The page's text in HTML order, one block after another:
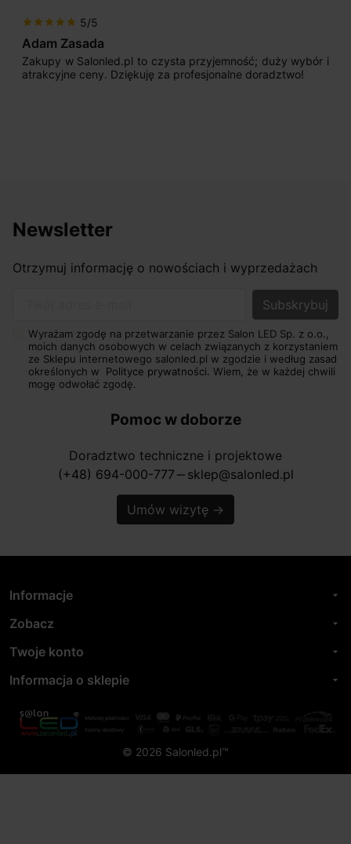
star star star star star 5/5
Adam Zasada
Zakupy w Salonled.pl to czysta przyjemność; duży wybór i
atrakcyjne ceny. Dziękuję za profesjonalne doradztwo!
Newsletter
Otrzymuj informację o nowościach i wyprzedażach
Wyrażam zgodę na przetwarzanie przez Salon LED Sp. z o.o.,
moich danych osobowych w celach związanych z korzystaniem
ze Sklepu internetowego salonled.pl w zgodzie i według zasad
określonych w Polityce prywatności. Wiem, że w każdej chwili
mogę odwołać zgodę.
Pomoc w doborze
Doradztwo techniczne i projektowe
(+48) 694-000-777 horizontal_rule sklep@salonled.pl
Umów wizytę →
Informacje arrow_drop_down
Zobacz arrow_drop_down
Twoje konto arrow_drop_down
Informacja o sklepie arrow_drop_down
© 2026 Salonled.pl™